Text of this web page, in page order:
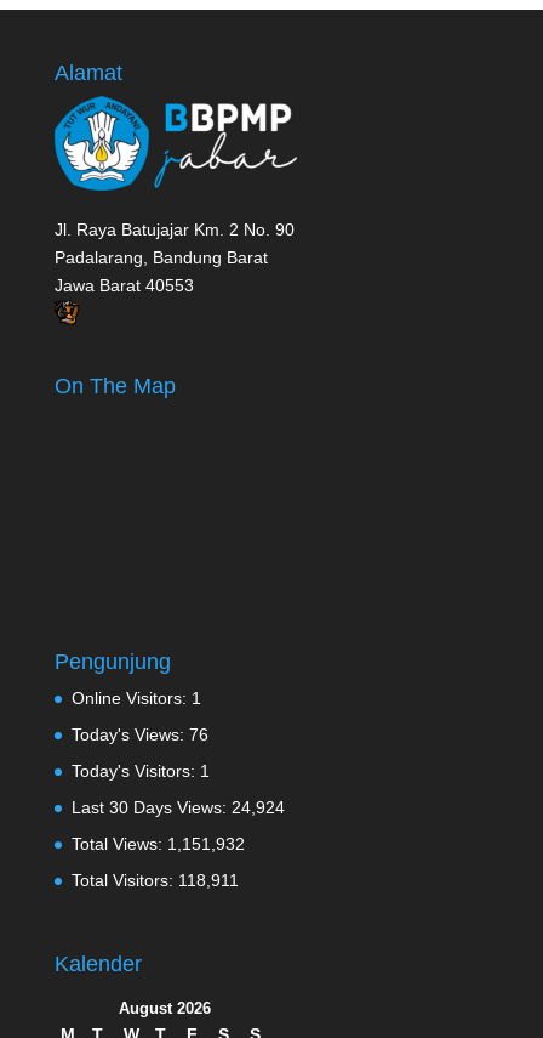
Alamat
Jl. Raya Batujajar Km. 2 No. 90
Padalarang, Bandung Barat
Jawa Barat 40553
On The Map
Pengunjung
Online Visitors: 1
Today's Views: 76
Today's Visitors: 1
Last 30 Days Views: 24,924
Total Views: 1,151,932
Total Visitors: 118,911
Kalender
August 2026